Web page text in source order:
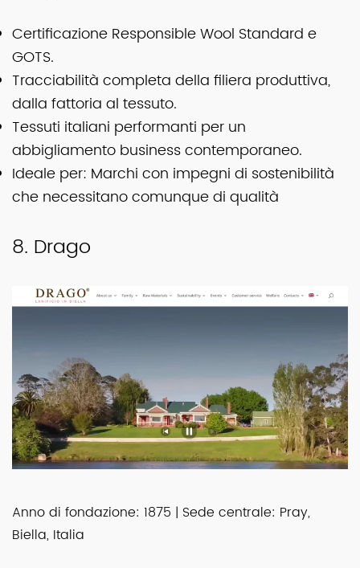
Certificazione Responsible Wool Standard e
GOTS.
Tracciabilità completa della filiera produttiva,
dalla fattoria al tessuto.
Tessuti italiani performanti per un
abbigliamento business contemporaneo.
Ideale per: Marchi con impegni di sostenibilità
che necessitano comunque di qualità
8. Drago
Anno di fondazione: 1875 | Sede centrale: Pray,
Biella, Italia